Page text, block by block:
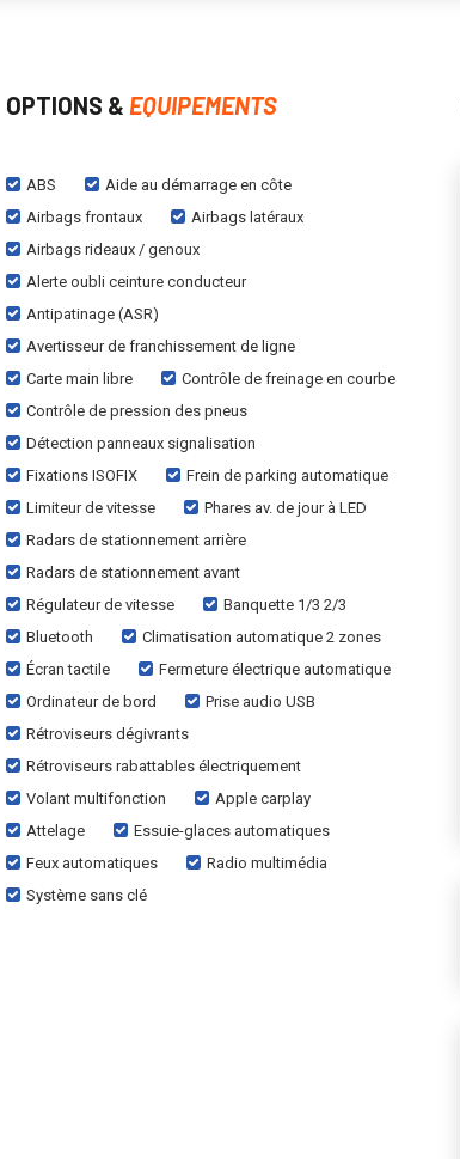
OPTIONS & EQUIPEMENTS
ABS
Aide au démarrage en côte
Airbags frontaux
Airbags latéraux
Airbags rideaux / genoux
Alerte oubli ceinture conducteur
Antipatinage (ASR)
Avertisseur de franchissement de ligne
Carte main libre
Contrôle de freinage en courbe
Contrôle de pression des pneus
Détection panneaux signalisation
Fixations ISOFIX
Frein de parking automatique
Limiteur de vitesse
Phares av. de jour à LED
Radars de stationnement arrière
Radars de stationnement avant
Régulateur de vitesse
Banquette 1/3 2/3
Bluetooth
Climatisation automatique 2 zones
Écran tactile
Fermeture électrique automatique
Ordinateur de bord
Prise audio USB
Rétroviseurs dégivrants
Rétroviseurs rabattables électriquement
Volant multifonction
Apple carplay
Attelage
Essuie-glaces automatiques
Feux automatiques
Radio multimédia
Système sans clé